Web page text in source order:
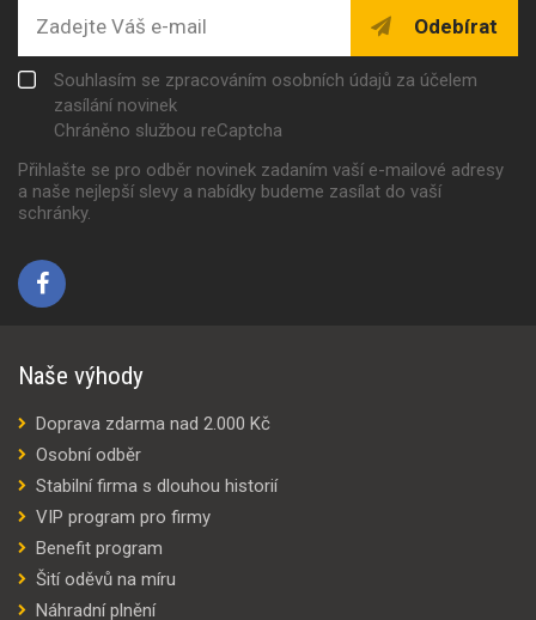
Odebírat
Souhlasím se zpracováním osobních údajů za účelem
zasílání novinek
Chráněno službou reCaptcha
Přihlašte se pro odběr novinek zadaním vaší e-mailové adresy
a naše nejlepší slevy a nabídky budeme zasílat do vaší
schránky.
Naše výhody
Doprava zdarma nad 2.000 Kč
Osobní odběr
Stabilní firma s dlouhou historií
VIP program pro firmy
Benefit program
Šití oděvů na míru
Náhradní plnění